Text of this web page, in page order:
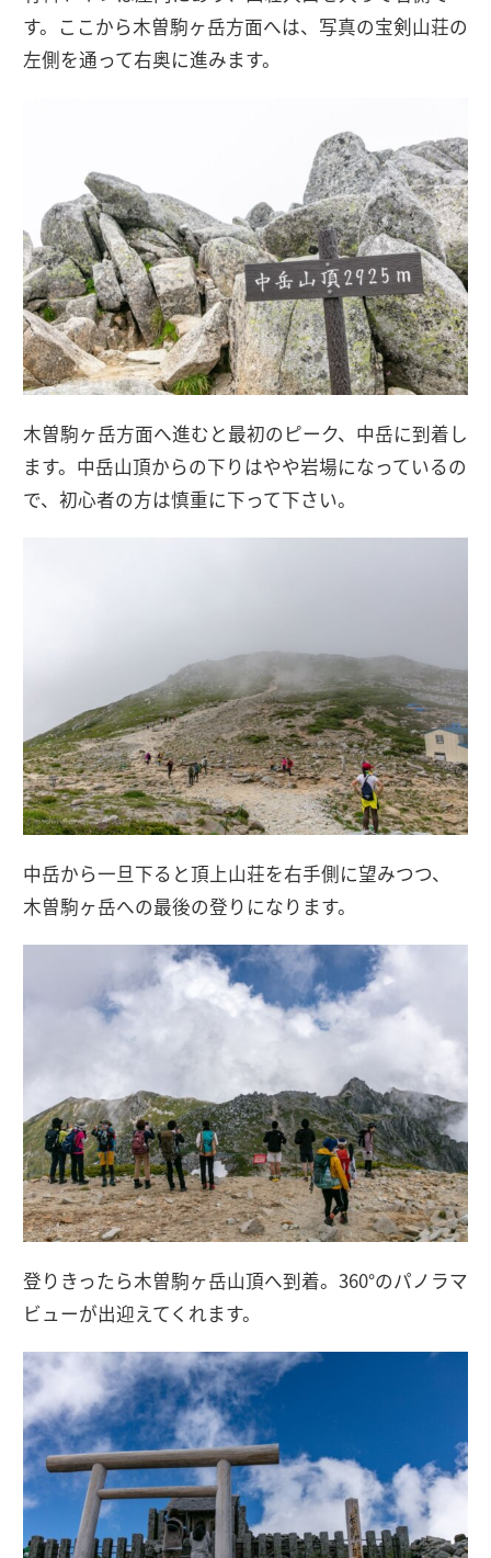
す。ここから木曽駒ヶ岳方面へは、写真の宝剣山荘の
左側を通って右奥に進みます。
木曽駒ヶ岳方面へ進むと最初のピーク、中岳に到着し
ます。中岳山頂からの下りはやや岩場になっているの
で、初心者の方は慎重に下って下さい。
中岳から一旦下ると頂上山荘を右手側に望みつつ、
木曽駒ヶ岳への最後の登りになります。
登りきったら木曽駒ヶ岳山頂へ到着。360°のパノラマ
ビューが出迎えてくれます。